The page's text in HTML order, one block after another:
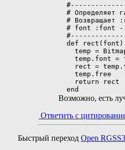
# Определяет
# Возвращает
# font :font
  def rect(font)
temp =
temp.font =
rect =
    temp.free
    return rect
  end
Возможно, есть
Ответить с
Быстрый переход Open RGSS3